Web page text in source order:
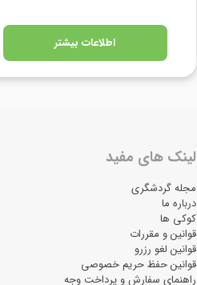
اطلاعات بیشتر
لینک های مفید
مجله گردشگری
درباره ما
کوکی ها
قوانین و مقررات
قوانین لغو رزرو
قوانین حفظ حریم خصوصی
راهنمای سفارش و پرداخت وجه